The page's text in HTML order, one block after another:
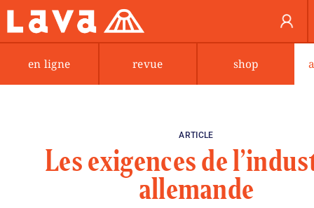
en ligne revue shop
ARTICLE
Les exigences de
allemande